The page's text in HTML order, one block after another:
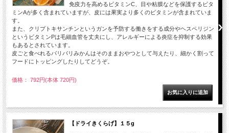
免疫力を高めるビタミンC、目や粘膜などを保護するビタ
ミンAが多く含まれていますが、皮には果実より多くのビタミンが含まれていま
す。
また、クリプトキサンチンというガンを予防する働きをする成分やヘスペリジン
というビタミンPは毛細血管を丈夫にし、アレルギーによる炎症を抑制する効果
もあるとされています。
皮ごと食べれるパリパリみかんはそのままおやつとして与えたり、細かく割って
フードにトッピングしたりしてどうぞ。
価格： 792円(本体 720円)
【ドライきくらげ】１５g